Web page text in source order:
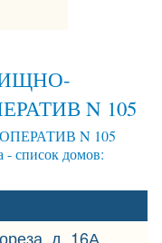
N 105
N 105
список домов:
д. 16А